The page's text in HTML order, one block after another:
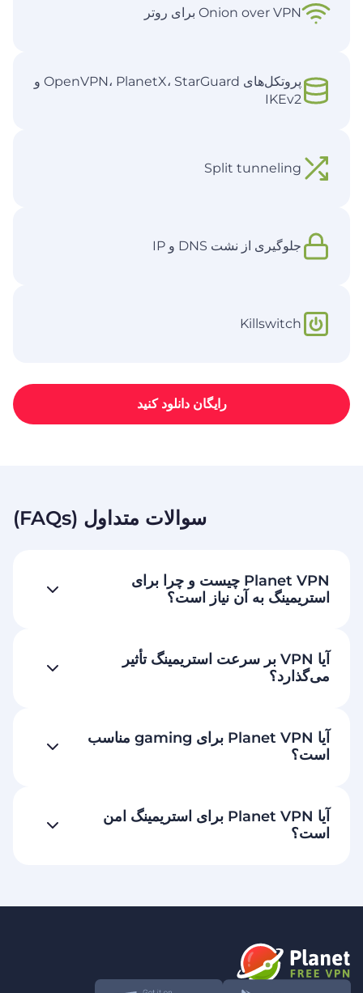
Onion over VPN برای روتر
پروتکل‌های OpenVPN، PlanetX، StarGuard و
IKEv2
Split tunneling
جلوگیری از نشت DNS و IP
Killswitch
رایگان دانلود کنید
سوالات متداول (FAQs)
Planet VPN چیست و چرا برای
استریمینگ به آن نیاز است؟
آیا VPN بر سرعت استریمینگ تأثیر
می‌گذارد؟
آیا Planet VPN برای gaming مناسب
است؟
آیا Planet VPN برای استریمینگ امن
است؟